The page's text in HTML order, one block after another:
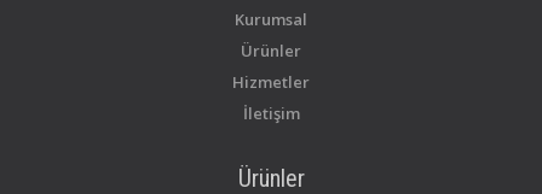
Kurumsal
Ürünler
Hizmetler
İletişim
Ürünler